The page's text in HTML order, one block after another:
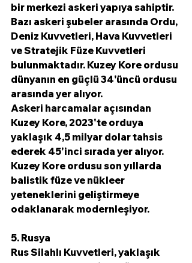
bir merkezi askeri yapıya sahiptir.
Bazı askeri şubeler arasında Ordu,
Deniz Kuvvetleri, Hava Kuvvetleri
ve Stratejik Füze Kuvvetleri
bulunmaktadır. Kuzey Kore ordusu
dünyanın en güçlü 34'üncü ordusu
arasında yer alıyor.
Askeri harcamalar açısından
Kuzey Kore, 2023'te orduya
yaklaşık 4,5 milyar dolar tahsis
ederek 45'inci sırada yer alıyor.
Kuzey Kore ordusu son yıllarda
balistik füze ve nükleer
yeteneklerini geliştirmeye
odaklanarak modernleşiyor.
5. Rusya
Rus Silahlı Kuvvetleri, yaklaşık